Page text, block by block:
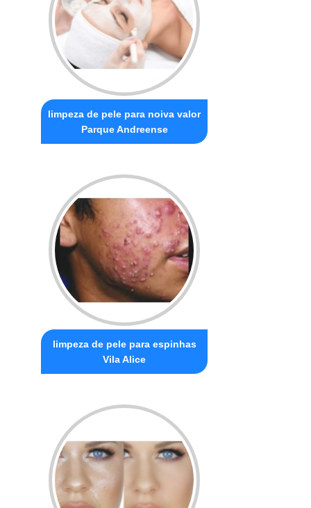
limpeza de pele para noiva valor
Parque Andreense
limpeza de pele para espinhas
Vila Alice